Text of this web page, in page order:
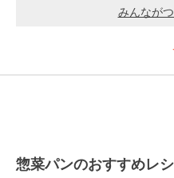
みんなが
惣菜パンのおすすめレ